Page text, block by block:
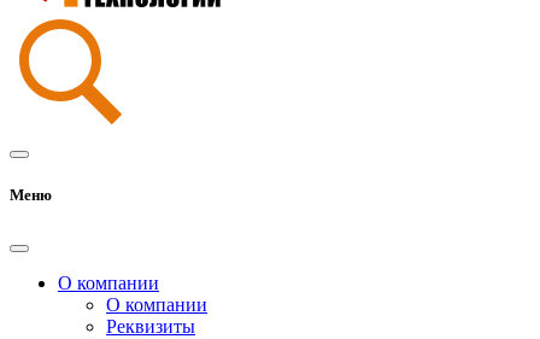
Меню
О компании
О компании
Реквизиты